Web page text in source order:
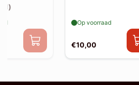
€10,00
Op voorraad